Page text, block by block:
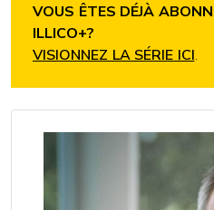
VOUS ÊTES DÉJÀ
ILLICO+?
VISIONNEZ LA SÉRIE ICI.